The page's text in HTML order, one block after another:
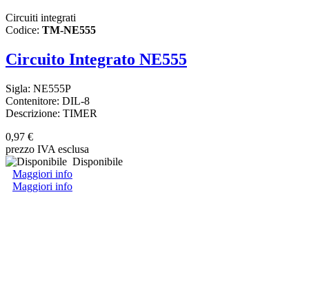
Circuiti integrati
Codice: TM-NE555
Circuito Integrato NE555
Sigla: NE555P
Contenitore: DIL-8
Descrizione: TIMER
0,97 €
prezzo IVA esclusa
Disponibile
Maggiori info
Maggiori info